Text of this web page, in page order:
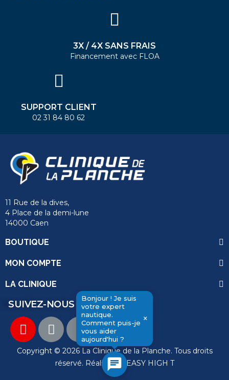
Bonjour ! Je suis
votre expert
nautique.
Comment puis-je
vous aider
aujourd'hui ?
×
chat
3X / 4X SANS FRAIS
Financement avec FLOA
SUPPORT CLIENT
02 31 84 80 62
11 Rue de la dives,
4 Place de la demi-lune
14000 Caen
BOUTIQUE
MON COMPTE
LA CLINIQUE
SUIVEZ-NOUS
Copyright © 2026 La Clinique de la Planche. Tous droits
réservé. Réalisation EASY HIGH T